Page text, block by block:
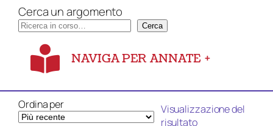
Cerca un argomento
Cerca
NAVIGA PER ANNATE +
Ordina per
Visualizzazione del
risultato